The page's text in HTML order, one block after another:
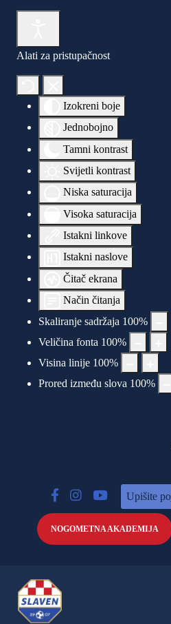
Alati za pristupačnost
Izokreni boje
Jednobojno
Tamni kontrast
Svijetli kontrast
Niska saturacija
Visoka saturacija
Istakni linkove
Istakni naslove
Čitač ekrana
Način čitanja
Skaliranje sadržaja 100%
Veličina fonta 100%
Visina linije 100%
Prored između slova 100%
NOGOMETNA AKADEMIJA